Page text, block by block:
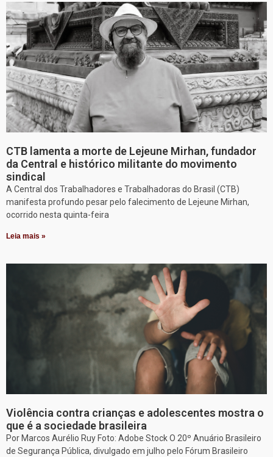
CTB lamenta a morte de Lejeune Mirhan, fundador
da Central e histórico militante do movimento
sindical
A Central dos Trabalhadores e Trabalhadoras do Brasil (CTB)
manifesta profundo pesar pelo falecimento de Lejeune Mirhan,
ocorrido nesta quinta-feira
Leia mais »
Violência contra crianças e adolescentes mostra o
que é a sociedade brasileira
Por Marcos Aurélio Ruy Foto: Adobe Stock O 20º Anuário Brasileiro
de Segurança Pública, divulgado em julho pelo Fórum Brasileiro